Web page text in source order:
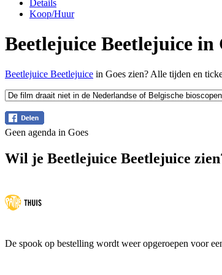
Details
Koop/Huur
Beetlejuice Beetlejuice in
Beetlejuice Beetlejuice in Goes zien? Alle tijden en
Geen agenda in Goes
Wil je Beetlejuice Beetlejuice
De spook op bestelling wordt weer opgeroepen voor